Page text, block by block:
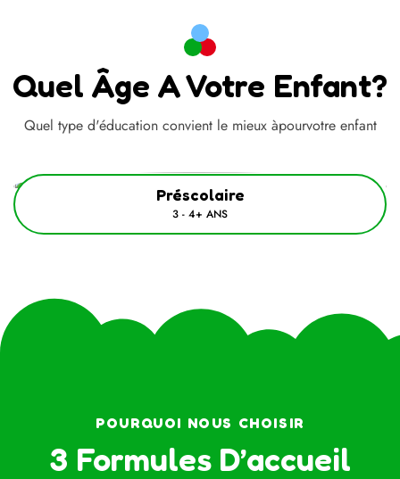
Quel Âge A Votre Enfant?
Quel type d'éducation convient le mieux àpourvotre enfant
Préscolaire
3 - 4+ ANS
POURQUOI NOUS CHOISIR
3 Formules D’accueil